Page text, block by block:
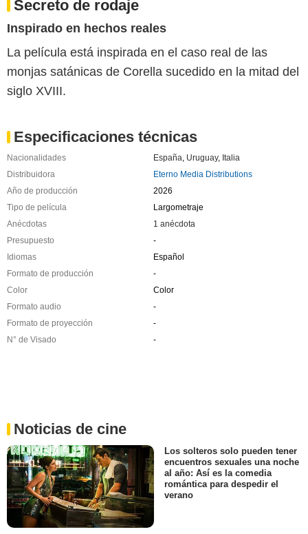
Secreto de rodaje
Inspirado en hechos reales
La película está inspirada en el caso real de las
monjas satánicas de Corella sucedido en la mitad del
siglo XVIII.
Especificaciones técnicas
Nacionalidades España Uruguay, Italia
Distribuidora
Eterno Media Distributions
Año de producción
2026
Tipo de película
Largometraje
Anécdotas
1 anécdota
Presupuesto
-
Idiomas
Español
Formato de producción
-
Color
Color
Formato audio
-
Formato de proyección
-
N° de Visado
-
Noticias de cine
Los solteros solo pueden tener
encuentros sexuales una noche
al año: Así es la comedia
romántica para despedir el
verano